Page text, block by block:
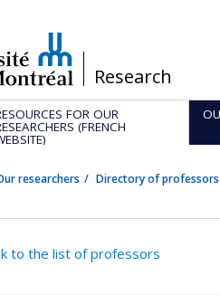
/Research
FOR OUR
(FRENCH
researchers Directory of professors
to the list of professors